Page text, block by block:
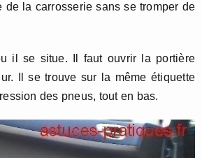
de la carrosserie sans se tromper de
il se situe. Il faut ouvrir la portière
Il se trouve sur la même étiquette
des pneus, tout en bas.